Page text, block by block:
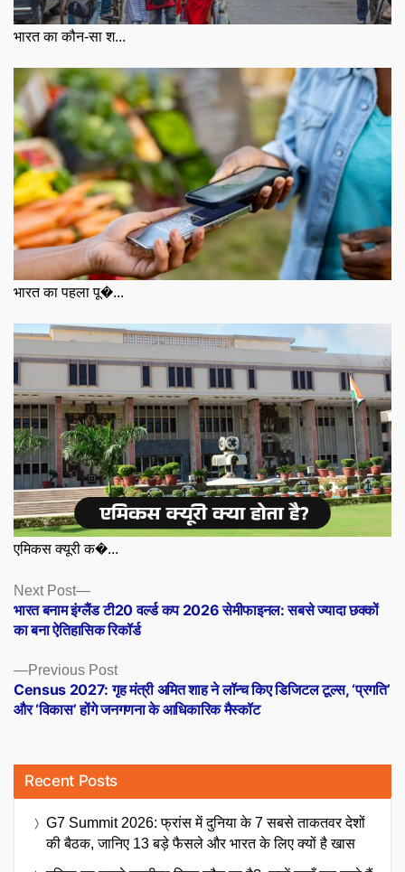
भारत का कौन-सा श...
भारत का पहला पू�...
एमिकस क्यूरी क�...
Posts
navigation
Previous PostPrevious
post:
Census 2027: गृह मंत्री अमित शाह ने लॉन्च किए डिजिटल टूल्स, ‘प्रगति’
और ‘विकास’ होंगे जनगणना के आधिकारिक मैस्कॉट
Next Post
Next
post:
भारत बनाम इंग्लैंड टी20 वर्ल्ड कप 2026 सेमीफाइनल: सबसे ज्यादा छक्कों
का बना ऐतिहासिक रिकॉर्ड
Recent Posts
G7 Summit 2026: फ्रांस में दुनिया के 7 सबसे ताकतवर देशों
की बैठक, जानिए 13 बड़े फैसले और भारत के लिए क्यों है खास